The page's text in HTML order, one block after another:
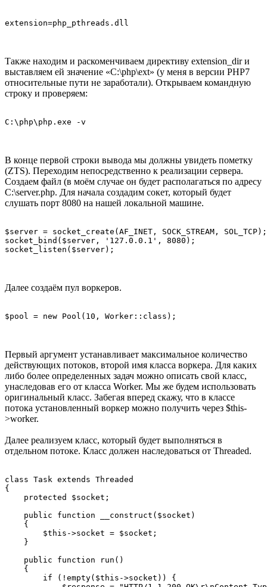
extension=php_pthreads.dll
Также находим и раскоменчиваем директиву extension_dir и
выставляем ей значение «C:\php\ext» (у меня в версии PHP7
относительные пути не заработали). Открываем командную
строку и проверяем:
C:\php\php.exe -v
В конце первой строки вывода мы должны увидеть пометку
(ZTS). Переходим непосредственно к реализации сервера.
Создаем файл (в моём случае он будет располагаться по адресу
C:\server.php. Для начала создадим сокет, который будет
слушать порт 8080 на нашей локальной машине.
$server = socket_create(AF_INET, SOCK_STREAM, SOL_TCP);
socket_bind($server, '127.0.0.1', 8080);
socket_listen($server);
Далее создаём пул воркеров.
$pool = new Pool(10, Worker::class);
Первый аргумент устанавливает максимальное количество
действующих потоков, второй имя класса воркера. Для каких
либо более определенных задач можно описать свой класс,
унаследовав его от класса Worker. Мы же будем использовать
оригинальный класс. Забегая вперед скажу, что в классе
потока установленный воркер можно получить через $this-
>worker.
Далее реализуем класс, который будет выполняться в
отдельном потоке. Класс должен наследоваться от Threaded.
class Task extends Threaded
{
    protected $socket;
    public function __construct($socket)
    {
        $this->socket = $socket;
    }
    public function run()
    {
        if (!empty($this->socket)) {